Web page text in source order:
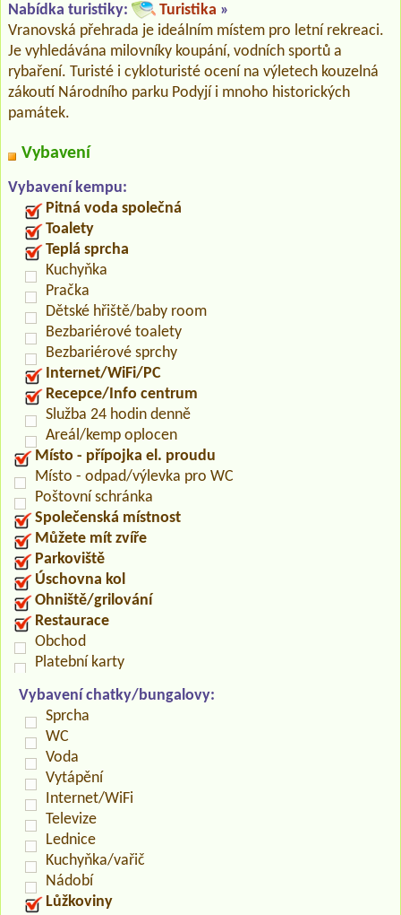
Nabídka turistiky: Turistika »
Vranovská přehrada je ideálním místem pro letní rekreaci.
Je vyhledávána milovníky koupání, vodních sportů a
rybaření. Turisté i cykloturisté ocení na výletech kouzelná
zákoutí Národního parku Podyjí i mnoho historických
památek.
Vybavení
Vybavení kempu:
Pitná voda společná
Toalety
Teplá sprcha
Kuchyňka
Pračka
Dětské hřiště/baby room
Bezbariérové toalety
Bezbariérové sprchy
Internet/WiFi/PC
Recepce/Info centrum
Služba 24 hodin denně
Areál/kemp oplocen
Místo - přípojka el. proudu
Místo - odpad/výlevka pro WC
Poštovní schránka
Společenská místnost
Můžete mít zvíře
Parkoviště
Úschovna kol
Ohniště/grilování
Restaurace
Obchod
Platební karty
Vybavení chatky/bungalovy:
Sprcha
WC
Voda
Vytápění
Internet/WiFi
Televize
Lednice
Kuchyňka/vařič
Nádobí
Lůžkoviny